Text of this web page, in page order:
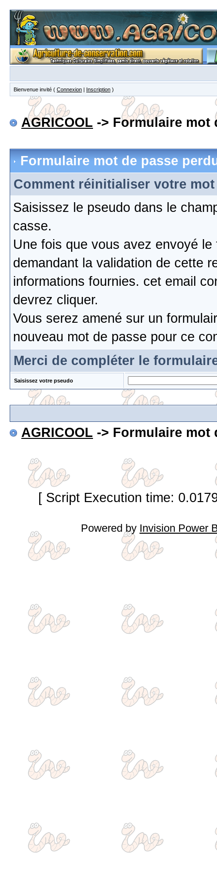
Bienvenue invité ( Connexion | Inscription )
AGRICOOL -> Formulaire mot
Formulaire mot de passe
Comment réinitialiser votre mot
Saisissez le pseudo dans le
casse.
Une fois que vous avez envoyé
demandant la validation de cette
informations fournies. cet email
devrez cliquer.
Vous serez amené sur un
nouveau mot de passe pour ce
Merci de compléter le
Saisissez votre pseudo
AGRICOOL -> Formulaire mot
[ Script Execution time:
Powered by Invision Power